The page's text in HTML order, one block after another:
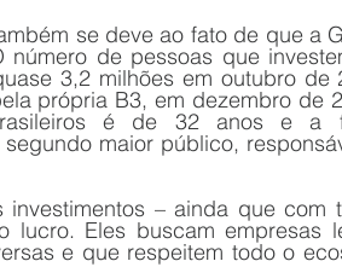
se deve ao fato de que a
de pessoas que
3,2 milhões em outubro de
própria B3, em dezembro de
é de 32 anos e a
maior público,
– ainda que com
Eles buscam empresas
e que respeitem todo o